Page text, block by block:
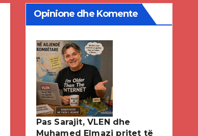
Opinione dhe Komente
Pas Sarajit, VLEN dhe
Muhamed Elmazi pritet të